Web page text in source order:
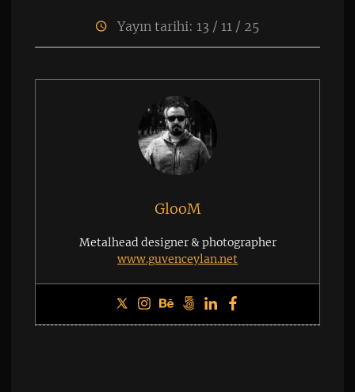
Yayın tarihi: 13 / 11 / 25
GlooM
Metalhead designer & photographer
www.guvenceylan.net